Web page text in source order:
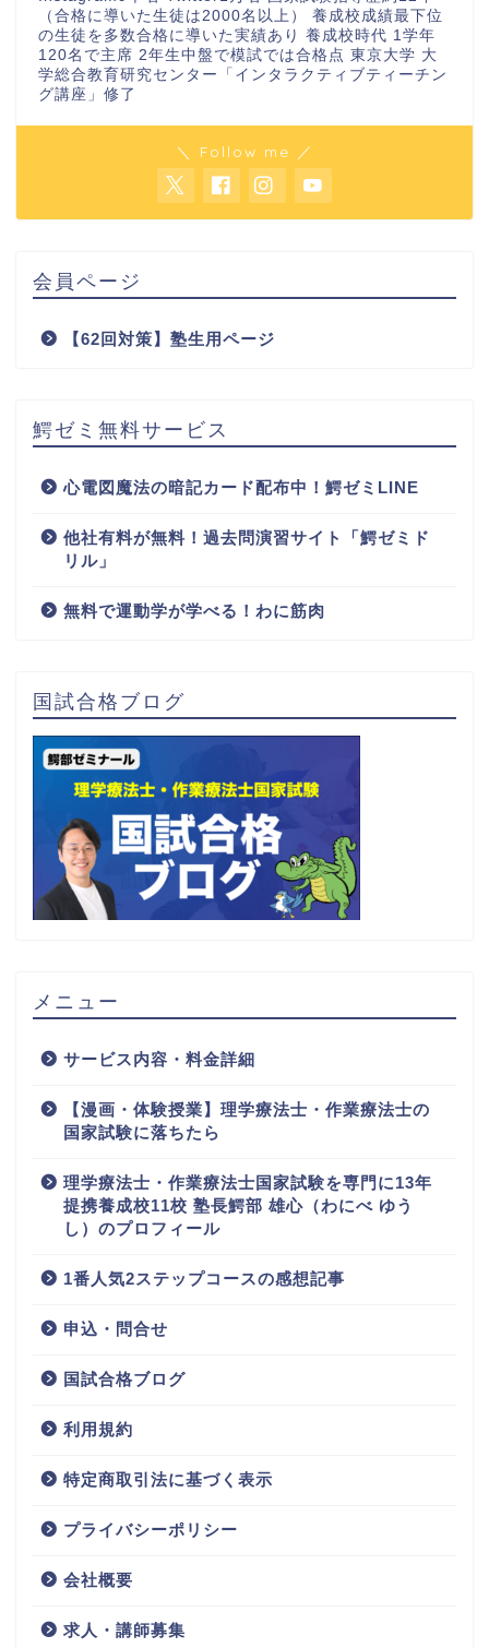
（合格に導いた生徒は2000名以上） 養成校成績最下位
の生徒を多数合格に導いた実績あり 養成校時代 1学年
120名で主席 2年生中盤で模試では合格点 東京大学 大
学総合教育研究センター「インタラクティブティーチン
グ講座」修了
＼ Follow me ／
会員ページ
【62回対策】塾生用ページ
鰐ゼミ無料サービス
心電図魔法の暗記カード配布中！鰐ゼミLINE
他社有料が無料！過去問演習サイト「鰐ゼミド
リル」
無料で運動学が学べる！わに筋肉
国試合格ブログ
メニュー
サービス内容・料金詳細
【漫画・体験授業】理学療法士・作業療法士の
国家試験に落ちたら
理学療法士・作業療法士国家試験を専門に13年
提携養成校11校 塾長鰐部 雄心（わにべ ゆう
し）のプロフィール
1番人気2ステップコースの感想記事
申込・問合せ
国試合格ブログ
利用規約
特定商取引法に基づく表示
プライバシーポリシー
会社概要
求人・講師募集